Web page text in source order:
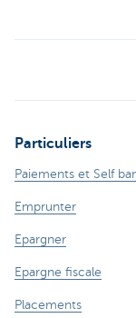
Particuliers
Paiements et Self
Emprunter
Epargner
Epargne fiscale
Placements